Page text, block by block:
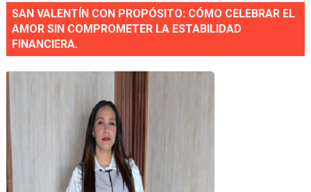
SAN VALENTÍN CON PROPÓSITO: CÓMO CELEBRAR EL
AMOR SIN COMPROMETER LA ESTABILIDAD
FINANCIERA.